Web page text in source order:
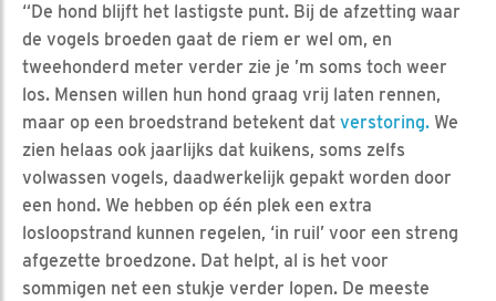
“De hond blijft het lastigste punt. Bij de afzetting waar
de vogels broeden gaat de riem er wel om, en
tweehonderd meter verder zie je ’m soms toch weer
los. Mensen willen hun hond graag vrij laten rennen,
maar op een broedstrand betekent dat verstoring. We
zien helaas ook jaarlijks dat kuikens, soms zelfs
volwassen vogels, daadwerkelijk gepakt worden door
een hond. We hebben op één plek een extra
losloopstrand kunnen regelen, ‘in ruil’ voor een streng
afgezette broedzone. Dat helpt, al is het voor
sommigen net een stukje verder lopen. De meeste